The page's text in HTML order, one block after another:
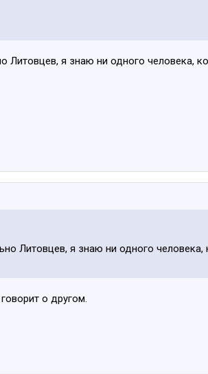
Литовцев, я знаю ни одного человека,
Литовцев, я знаю ни одного
о другом.